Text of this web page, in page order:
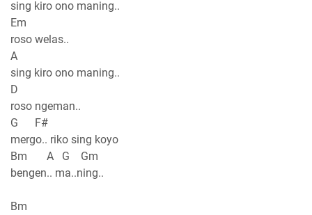
sing kiro ono maning..
Em
roso welas..
A
sing kiro ono maning..
D
roso ngeman..
G F#
mergo.. riko sing koyo
Bm A G Gm
bengen.. ma..ning..
Bm